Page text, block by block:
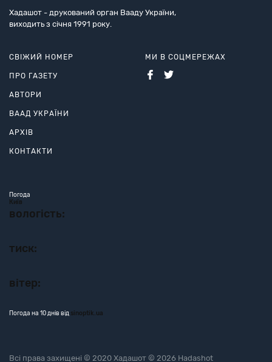
Хадашот - друкований орган Вааду України,
виходить з січня 1991 року.
СВІЖИЙ НОМЕР
ПРО ГАЗЕТУ
АВТОРИ
ВААД УКРАЇНИ
АРХІВ
КОНТАКТИ
МИ В СОЦМЕРЕЖАХ
Погода
Київ
вологість:
тиск:
вітер:
Погода на 10 днів від sinoptik.ua
Всі права захищені © 2020 Хадашот © 2026 Hadashot